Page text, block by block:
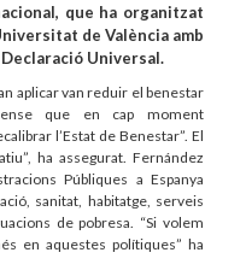
que ha organitzat
de València amb
Universal.
aplicar van reduir el benestar
que en cap moment
l’Estat de Benestar”. El
ha assegurat. Fernández
Públiques a Espanya
sanitat, habitatge, serveis
de pobresa. “Si volem
en aquestes polítiques” ha